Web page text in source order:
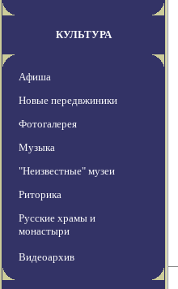
КУЛЬТУРА
Афиша
Новые передвжиники
Фотогалерея
Музыка
"Неизвестные" музеи
Риторика
Русские храмы и
монастыри
Видеоархив